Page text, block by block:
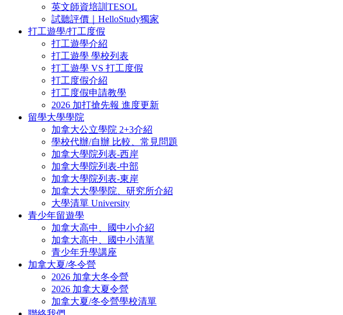
英文師資培訓TESOL
試聽評價｜HelloStudy獨家
打工遊學/打工度假
打工遊學介紹
打工遊學 學校列表
打工遊學 VS 打工度假
打工度假介紹
打工度假申請教學
2026 加打搶先報 進度更新
留學大學學院
加拿大公立學院 2+3介紹
學校代辦/自辦 比較、常見問題
加拿大學院列表-西岸
加拿大學院列表-中部
加拿大學院列表-東岸
加拿大大學學院、研究所介紹
大學清單 University
青少年留遊學
加拿大高中、國中小介紹
加拿大高中、國中小清單
青少年升學講座
加拿大夏/冬令營
2026 加拿大冬令營
2026 加拿大夏令營
加拿大夏/冬令營學校清單